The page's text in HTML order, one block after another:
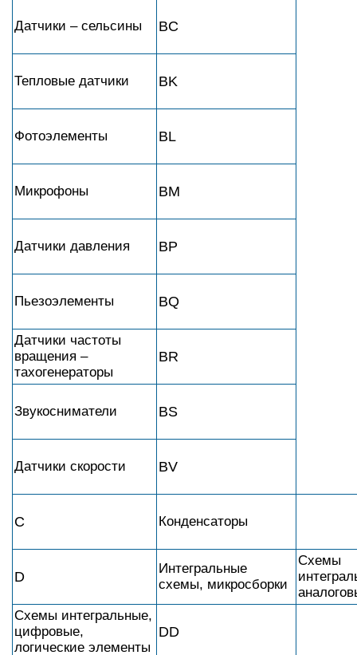
Датчики – сельсины BC
Тепловые датчики BK
Фотоэлементы BL
Микрофоны BM
Датчики давления BP
Пьезоэлементы BQ
Датчики частоты
вращения –
тахогенераторы
BR
Звукосниматели BS
Датчики скорости BV
C Конденсаторы
D
Интегральные
схемы, микросборки
Схемы
Схемы интегральные,
цифровые,
логические элементы
DD